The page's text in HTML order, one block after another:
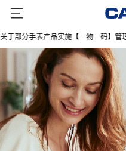
产品实施【一物一码】管理的公告 >